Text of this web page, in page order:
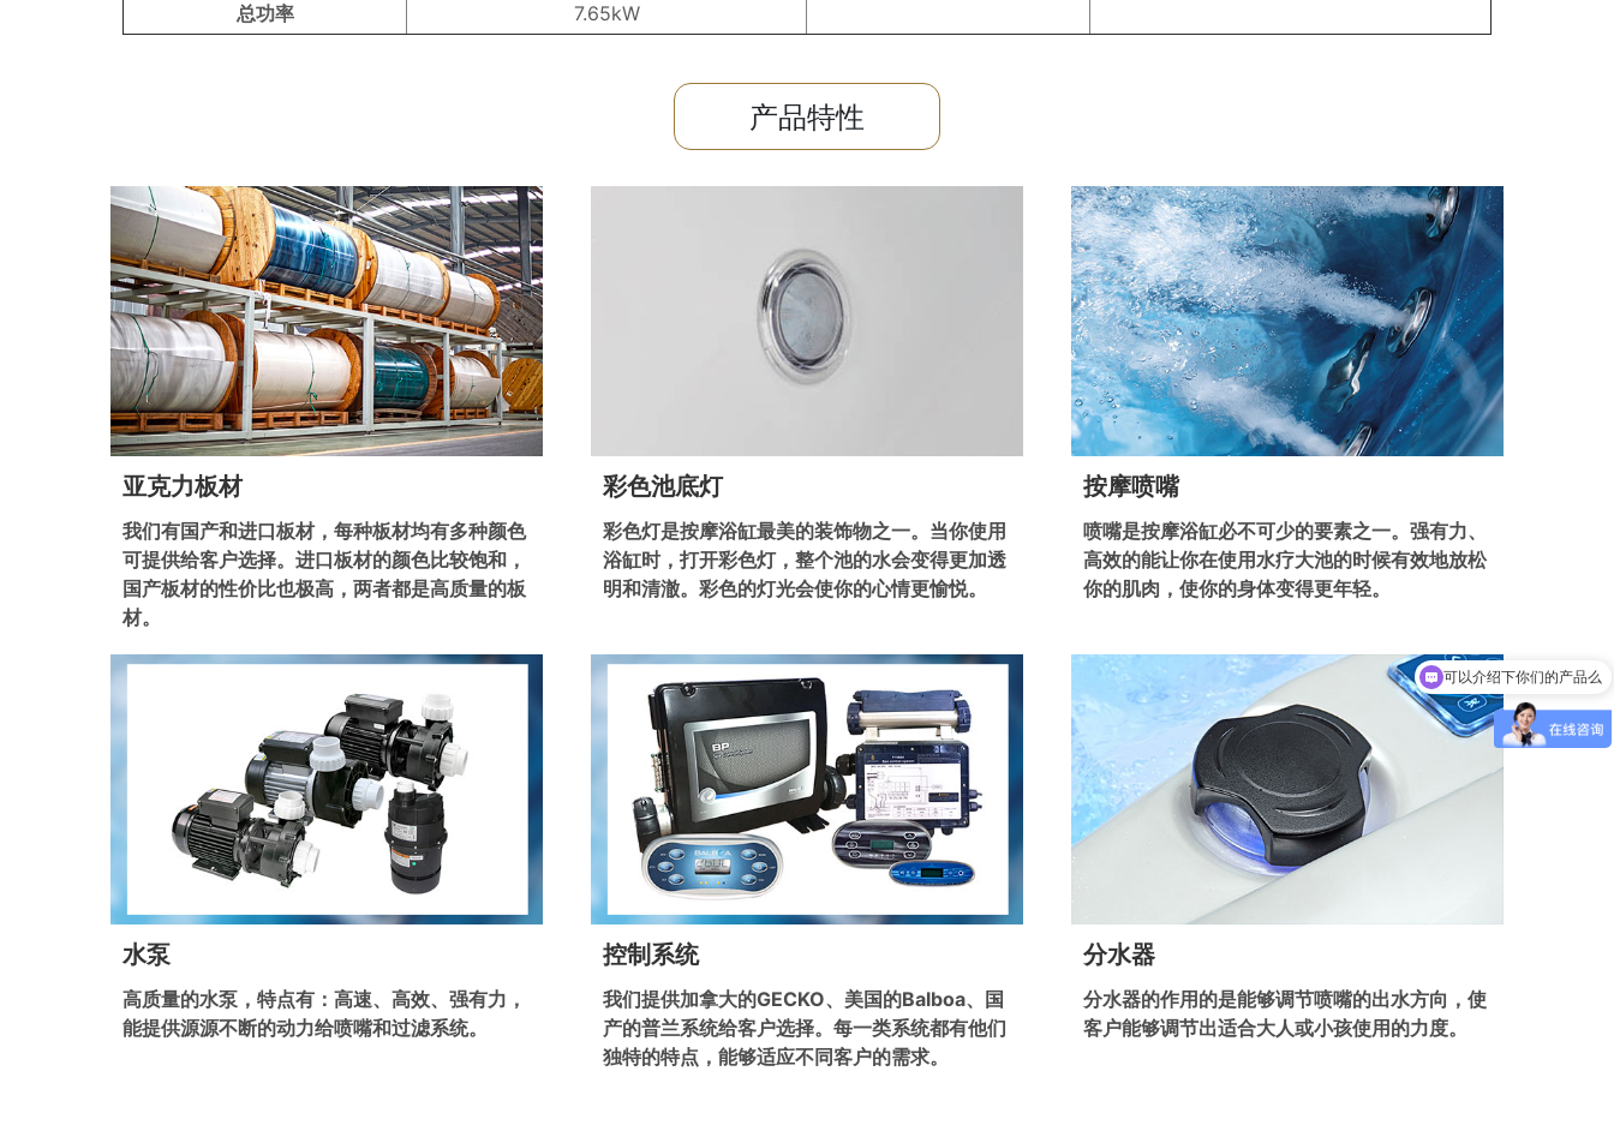
总功率
7.65kW
产品特性
亚克力板材
我们有国产和进口板材，每种板材均有多种颜色
可提供给客户选择。进口板材的颜色比较饱和，
国产板材的性价比也极高，两者都是高质量的板
材。
彩色池底灯
彩色灯是按摩浴缸最美的装饰物之一。当你使用
浴缸时，打开彩色灯，整个池的水会变得更加透
明和清澈。彩色的灯光会使你的心情更愉悦。
按摩喷嘴
喷嘴是按摩浴缸必不可少的要素之一。强有力、
高效的能让你在使用水疗大池的时候有效地放松
你的肌肉，使你的身体变得更年轻。
水泵
高质量的水泵，特点有：高速、高效、强有力，
能提供源源不断的动力给喷嘴和过滤系统。
控制系统
我们提供加拿大的GECKO、美国的Balboa、国
产的普兰系统给客户选择。每一类系统都有他们
独特的特点，能够适应不同客户的需求。
分水器
分水器的作用的是能够调节喷嘴的出水方向，使
客户能够调节出适合大人或小孩使用的力度。
可以介绍下你们的产品么
你们是怎么收费的呢